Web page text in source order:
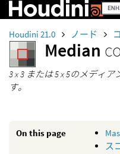
Houdini 21.0 ノード
Median
3 x 3 または 5 x 5のメディ
す。
On this page
ス